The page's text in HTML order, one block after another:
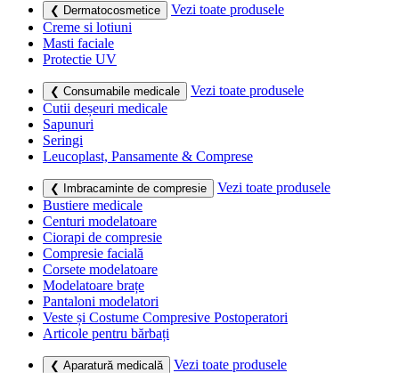
❮ Dermatocosmetice
Vezi toate produsele
Creme si lotiuni
Masti faciale
Protectie UV
❮ Consumabile medicale
Vezi toate produsele
Cutii deșeuri medicale
Sapunuri
Seringi
Leucoplast, Pansamente & Comprese
❮ Imbracaminte de compresie
Vezi toate produsele
Bustiere medicale
Centuri modelatoare
Ciorapi de compresie
Compresie facială
Corsete modelatoare
Modelatoare brațe
Pantaloni modelatori
Veste și Costume Compresive Postoperatori
Articole pentru bărbați
❮ Aparatură medicală
Vezi toate produsele